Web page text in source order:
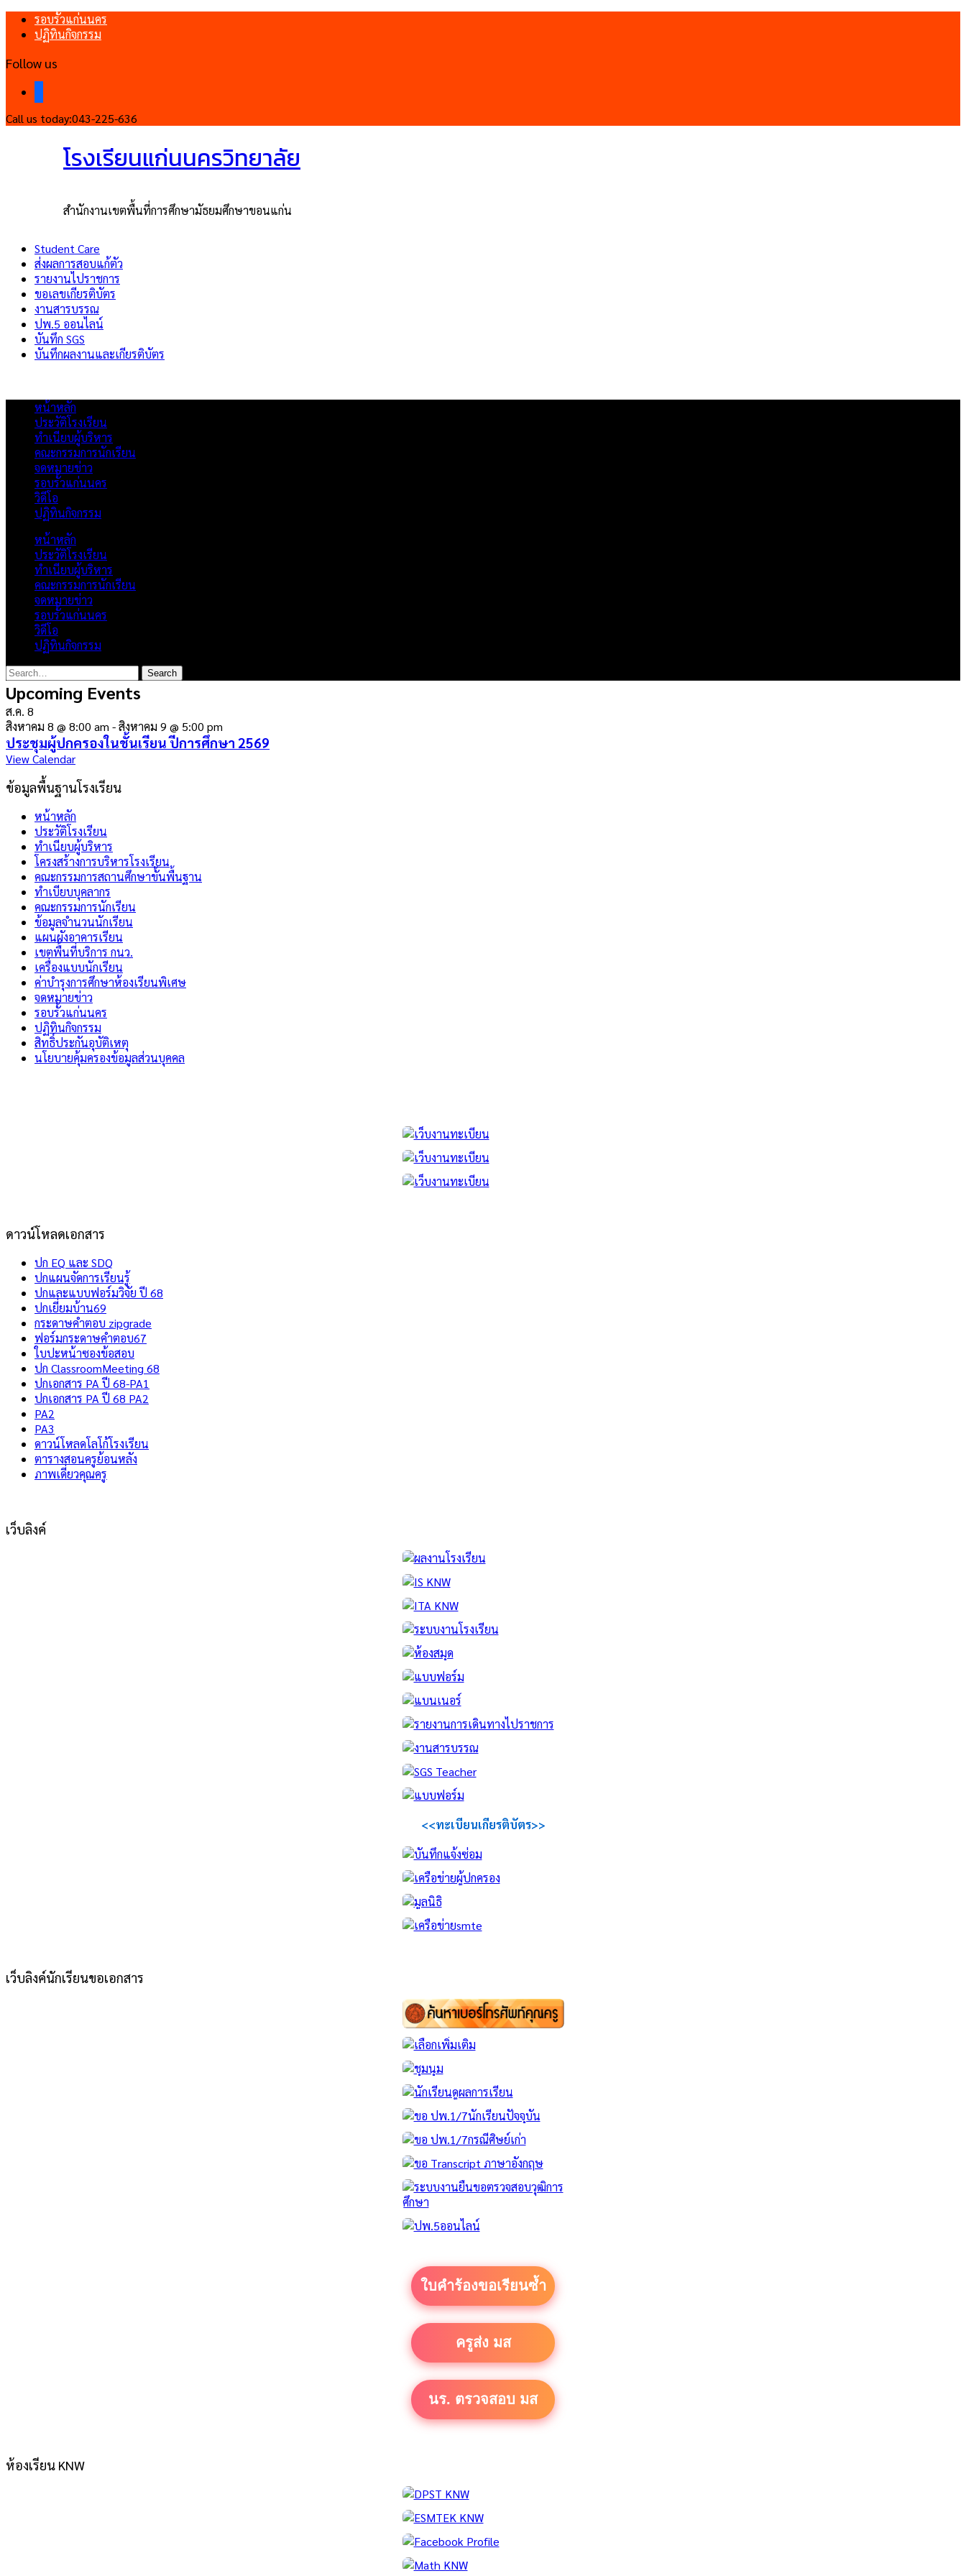
รอบรั้วแก่นนคร
ปฏิทินกิจกรรม
Follow us
Call us today:043-225-636
โรงเรียนแก่นนครวิทยาลัย
สำนักงานเขตพื้นที่การศึกษามัธยมศึกษาขอนแก่น
Student Care
ส่งผลการสอบแก้ตัว
รายงานไปราชการ
ขอเลขเกียรติบัตร
งานสารบรรณ
ปพ.5 ออนไลน์
บันทึก SGS
บันทึกผลงานและเกียรติบัตร
หน้าหลัก
ประวัติโรงเรียน
ทำเนียบผู้บริหาร
คณะกรรมการนักเรียน
จดหมายข่าว
รอบรั้วแก่นนคร
วิดีโอ
ปฏิทินกิจกรรม
หน้าหลัก
ประวัติโรงเรียน
ทำเนียบผู้บริหาร
คณะกรรมการนักเรียน
จดหมายข่าว
รอบรั้วแก่นนคร
วิดีโอ
ปฏิทินกิจกรรม
Upcoming Events
ส.ค. 8
สิงหาคม 8 @ 8:00 am -สิงหาคม 9 @ 5:00 pm
ประชุมผู้ปกครองในชั้นเรียน ปีการศึกษา 2569
View Calendar
ข้อมูลพื้นฐานโรงเรียน
หน้าหลัก
ประวัติโรงเรียน
ทำเนียบผู้บริหาร
โครงสร้างการบริหารโรงเรียน
คณะกรรมการสถานศึกษาขั้นพื้นฐาน
ทำเบียบบุคลากร
คณะกรรมการนักเรียน
ข้อมูลจำนวนนักเรียน
แผนผังอาคารเรียน
เขตพื้นที่บริการ กนว.
เครื่องแบบนักเรียน
ค่าบำรุงการศึกษาห้องเรียนพิเศษ
จดหมายข่าว
รอบรั้วแก่นนคร
ปฏิทินกิจกรรม
สิทธิ์ประกันอุบัติเหตุ
นโยบายคุ้มครองข้อมูลส่วนบุคคล
ดาวน์โหลดเอกสาร
ปก EQ และ SDQ
ปกแผนจัดการเรียนรู้
ปกและแบบฟอร์มวิจัย ปี 68
ปกเยี่ยมบ้าน69
กระดาษคำตอบ zipgrade
ฟอร์มกระดาษคำตอบ67
ใบปะหน้าซองข้อสอบ
ปก ClassroomMeeting 68
ปกเอกสาร PA ปี 68-PA1
ปกเอกสาร PA ปี 68 PA2
PA2
PA3
ดาวน์โหลดโลโก้โรงเรียน
ตารางสอนครูย้อนหลัง
ภาพเดี่ยวคุณครู
เว็บลิงค์
<<ทะเบียนเกียรติบัตร>>
เว็บลิงค์นักเรียนขอเอกสาร
ใบคำร้องขอเรียนซ้ำ
ครูส่ง มส
นร. ตรวจสอบ มส
ห้องเรียน KNW